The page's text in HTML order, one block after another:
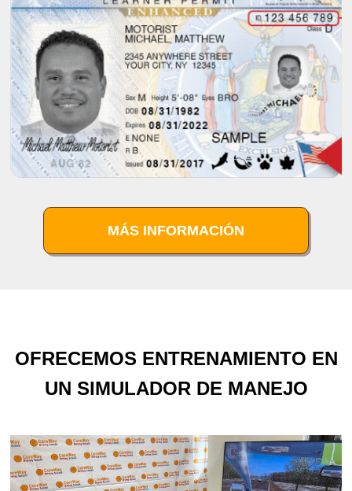
MÁS INFORMACIÓN
OFRECEMOS ENTRENAMIENTO EN
UN SIMULADOR DE MANEJO